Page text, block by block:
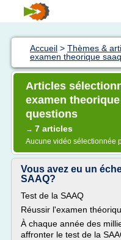
Accueil > Thèmes &
examen theorique
Articles
examen
questions
→ 7 articles
Aucune vidéo sélectionnée
Vous avez eu un
SAAQ?
Test de la SAAQ
Réussir l'examen
À chaque année des
affronter le test de la